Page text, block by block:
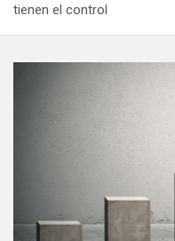
tienen el control